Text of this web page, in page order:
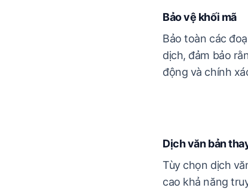
Bảo vệ khối mã
Bảo toàn các
dịch, đảm bảo
động và chính
Dịch văn bản
Tùy chọn dịch
cao khả năng